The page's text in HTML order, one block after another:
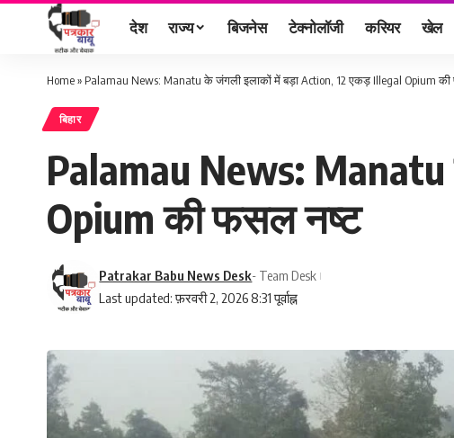
देश राज्य बिजनेस टेक्नोलॉजी करियर खेल
Home» Palamau News: Manatu के जंगली इलाकों में बड़ा Action, 12 एकड़ Illegal Opium
बिहार
Palamau News:
Opium की फसल नष्ट
Last updated: फ़रवरी 2, 2026 8:31 पूर्वाह्न
Patrakar Babu News Desk- Team Desk